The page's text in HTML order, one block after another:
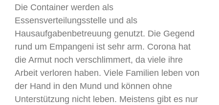
Die Container werden als
Essensverteilungsstelle und als
Hausaufgabenbetreuung genutzt. Die Gegend
rund um Empangeni ist sehr arm. Corona hat
die Armut noch verschlimmert, da viele ihre
Arbeit verloren haben. Viele Familien leben von
der Hand in den Mund und können ohne
Unterstützung nicht leben. Meistens gibt es nur